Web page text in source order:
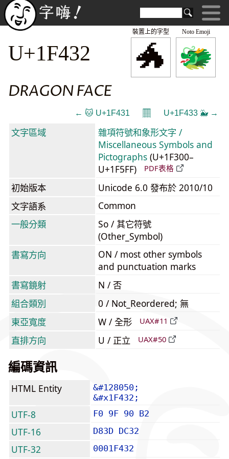
Noto Emoji
🐲
裝置上的字型
U+1F432
DRAGON FACE
← 🐱 U+1F431 𝄜 U+1F433 🐳 →
文字區域
雜項符號和象形文字 /
Miscellaneous Symbols and
Pictographs (U+1F300–
U+1F5FF)
PDF表格
初始版本
Unicode 6.0 發布於 2010/10
文字語系
Common
一般分類
So / 其它符號
(Other_Symbol)
書寫方向
ON / most other symbols
and punctuation marks
書寫鏡射
N / 否
組合類別
0 / Not_Reordered; 無
東亞寬度
W / 全形 UAX#11
直排方向 U / 正立 UAX#50
編碼資訊
HTML Entity
&#128050;
&#x1F432;
UTF-8 F0 9F 90 B2
UTF-16 D83D DC32
UTF-32 0001F432